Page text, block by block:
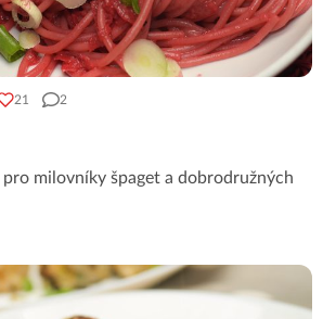
21 2
milovníky špaget a dobrodružných